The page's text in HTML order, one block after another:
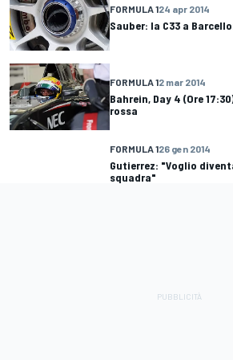
FORMULA 124 apr 2014
Sauber: la C33 a
FORMULA 12 mar 2014
Bahrein, Day 4 (Ore
rossa
FORMULA 126 gen 2014
Gutierrez: "Voglio
squadra"